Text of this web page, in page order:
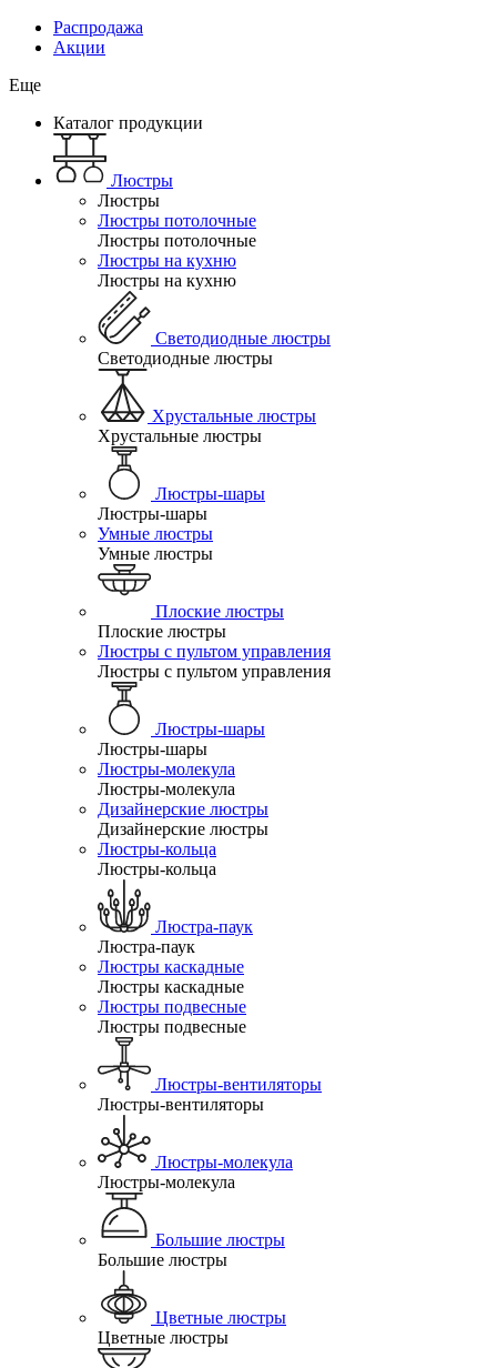
Распродажа
Акции
Еще
Каталог продукции
Люстры
Люстры
Люстры потолочные
Люстры потолочные
Люстры на кухню
Люстры на кухню
Светодиодные люстры
Светодиодные люстры
Хрустальные люстры
Хрустальные люстры
Люстры-шары
Люстры-шары
Умные люстры
Умные люстры
Плоские люстры
Плоские люстры
Люстры с пультом управления
Люстры с пультом управления
Люстры-шары
Люстры-шары
Люстры-молекула
Люстры-молекула
Дизайнерские люстры
Дизайнерские люстры
Люстры-кольца
Люстры-кольца
Люстра-паук
Люстра-паук
Люстры каскадные
Люстры каскадные
Люстры подвесные
Люстры подвесные
Люстры-вентиляторы
Люстры-вентиляторы
Люстры-молекула
Люстры-молекула
Большие люстры
Большие люстры
Цветные люстры
Цветные люстры